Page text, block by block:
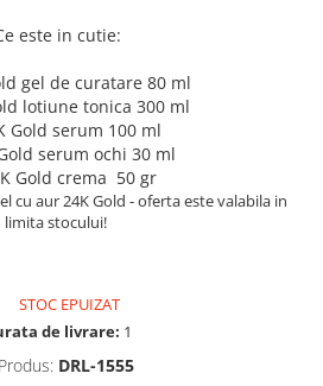
este in cutie:
gel de curatare 80 ml
lotiune tonica 300 ml
Gold serum 100 ml
serum ochi 30 ml
Gold crema 50 gr
cu aur 24K Gold - oferta este valabila in
limita stocului!
STOC EPUIZAT
de livrare: 1
DRL-1555